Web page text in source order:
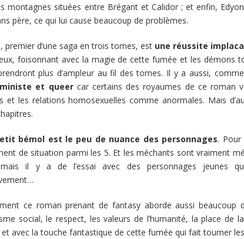
montagnes situées entre Brégant et Calidor ; et enfin,
père, ce qui lui cause beaucoup de problèmes.
premier d’une saga en trois tomes, est une réussite
foisonnant avec la magie de cette fumée et les démons
plus d’ampleur au fil des tomes. Il y a aussi,
et queercar certains des royaumes de ce roman
et les relations homosexuelles comme anormales. Mais
bémol est le peu de nuance des personnages. Pour
de situation parmi les 5. Et les méchants sont vraiment
il y a de l’essai avec des personnages jeunes
ce roman prenant de fantasy aborde aussi beaucoup
social, le respect, les valeurs de l’humanité, la place de
et avec la touche fantastique de cette fumée qui fait tourner